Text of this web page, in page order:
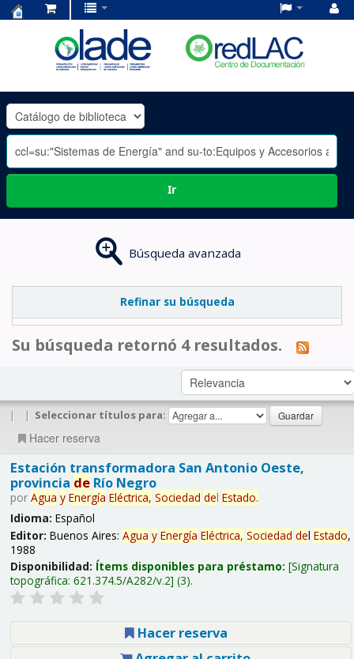
OLADE
-
Ir
Búsqueda avanzada
Refinar su búsqueda
Su búsqueda retornó 4 resultados.
| | Seleccionar títulos para:
Hacer reserva
Estación transformadora San Antonio Oeste,
provincia deRío Negro
por Agua y Energía Eléctrica, Sociedad del Estado.
Idioma: Español
Editor: Buenos Aires: Agua y Energía Eléctrica, Sociedad del Estado,
1988
Disponibilidad: Ítems disponibles para préstamo: Signatura
topográfica: 621.374.5/A282/v.2 (3).
Hacer reserva